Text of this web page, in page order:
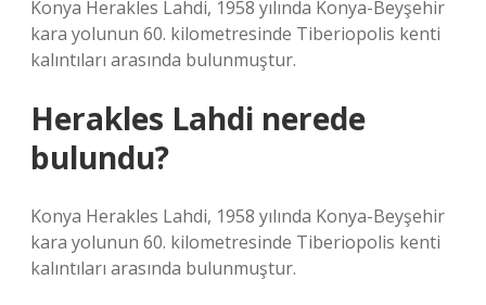
Konya Herakles Lahdi, 1958 yılında Konya-Beyşehir
kara yolunun 60. kilometresinde Tiberiopolis kenti
kalıntıları arasında bulunmuştur.
Herakles Lahdi nerede
bulundu?
Konya Herakles Lahdi, 1958 yılında Konya-Beyşehir
kara yolunun 60. kilometresinde Tiberiopolis kenti
kalıntıları arasında bulunmuştur.